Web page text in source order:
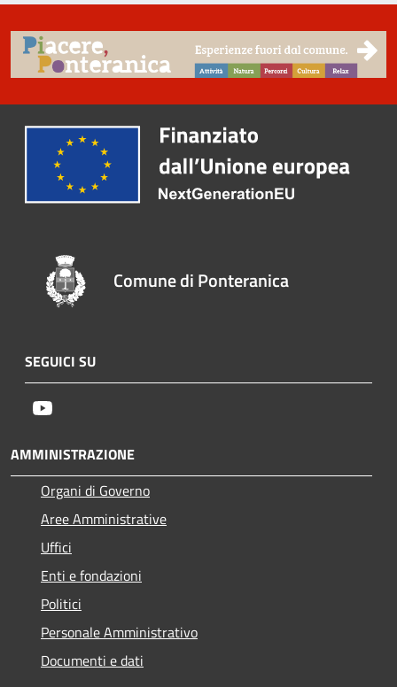
Comune di Ponteranica
SEGUICI SU
AMMINISTRAZIONE
Organi di Governo
Aree Amministrative
Uffici
Enti e fondazioni
Politici
Personale Amministrativo
Documenti e dati